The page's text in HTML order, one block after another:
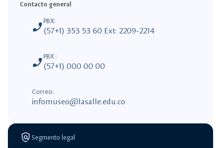
Contacto general
phone_enabled PBX:
(57+1) 353 53 60 Ext: 2209-2214
phone_enabled PBX :
(57+1) 000 00 00
Correo:
infomuseo@lasalle.edu.co
policy Segmento legal